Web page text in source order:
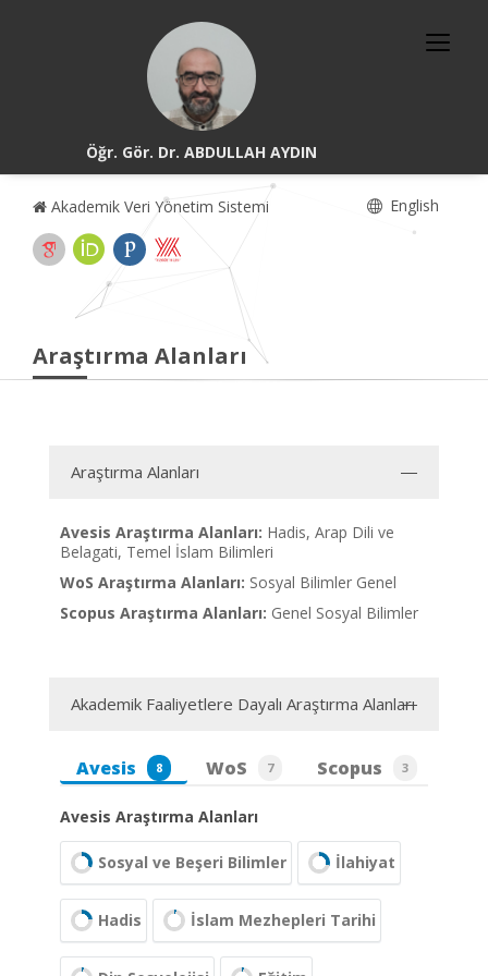
Öğr. Gör. Dr. ABDULLAH AYDIN
Akademik Veri Yönetim Sistemi English
Araştırma Alanları
Araştırma Alanları
Avesis Araştırma Alanları: Hadis, Arap Dili ve
Belagati, Temel İslam Bilimleri
WoS Araştırma Alanları: Sosyal Bilimler Genel
Scopus Araştırma Alanları: Genel Sosyal Bilimler
Akademik Faaliyetlere Dayalı Araştırma Alanları
Avesis 8 WoS 7 Scopus 3
Avesis Araştırma Alanları
Sosyal ve Beşeri Bilimler İlahiyat
Hadis İslam Mezhepleri Tarihi